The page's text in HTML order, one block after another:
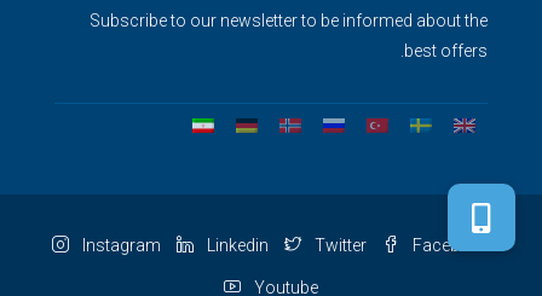
Subscribe to our newsletter to be informed about the
best offers.
Facebook
Twitter
Linkedin
Instagram
Youtube